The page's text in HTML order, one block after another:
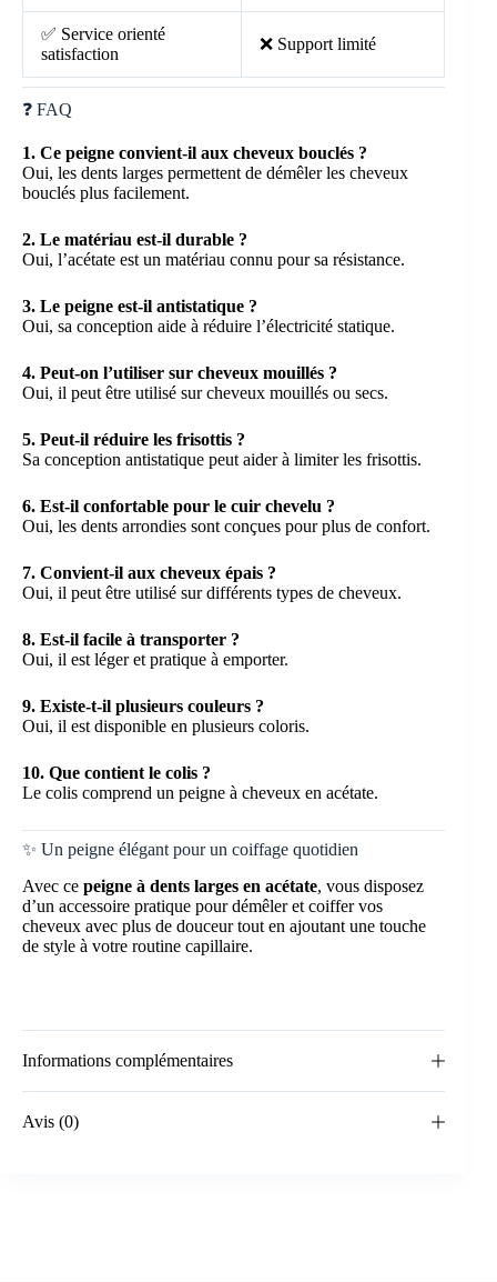
✅ Service orienté
satisfaction
❌ Support limité
❓ FAQ
1. Ce peigne convient-il aux cheveux bouclés ?
Oui, les dents larges permettent de démêler les cheveux
bouclés plus facilement.
2. Le matériau est-il durable ?
Oui, l’acétate est un matériau connu pour sa résistance.
3. Le peigne est-il antistatique ?
Oui, sa conception aide à réduire l’électricité statique.
4. Peut-on l’utiliser sur cheveux mouillés ?
Oui, il peut être utilisé sur cheveux mouillés ou secs.
5. Peut-il réduire les frisottis ?
Sa conception antistatique peut aider à limiter les frisottis.
6. Est-il confortable pour le cuir chevelu ?
Oui, les dents arrondies sont conçues pour plus de confort.
7. Convient-il aux cheveux épais ?
Oui, il peut être utilisé sur différents types de cheveux.
8. Est-il facile à transporter ?
Oui, il est léger et pratique à emporter.
9. Existe-t-il plusieurs couleurs ?
Oui, il est disponible en plusieurs coloris.
10. Que contient le colis ?
Le colis comprend un peigne à cheveux en acétate.
✨ Un peigne élégant pour un coiffage quotidien
Avec ce peigne à dents larges en acétate, vous disposez
d’un accessoire pratique pour démêler et coiffer vos
cheveux avec plus de douceur tout en ajoutant une touche
de style à votre routine capillaire.
Informations complémentaires
Avis (0)